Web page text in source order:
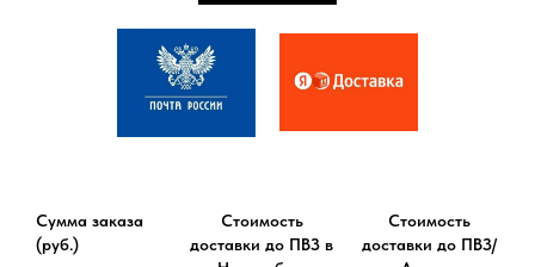
Сумма заказа
(руб.)
Стоимость
доставки до ПВЗ в
Стоимость
доставки до ПВЗ/